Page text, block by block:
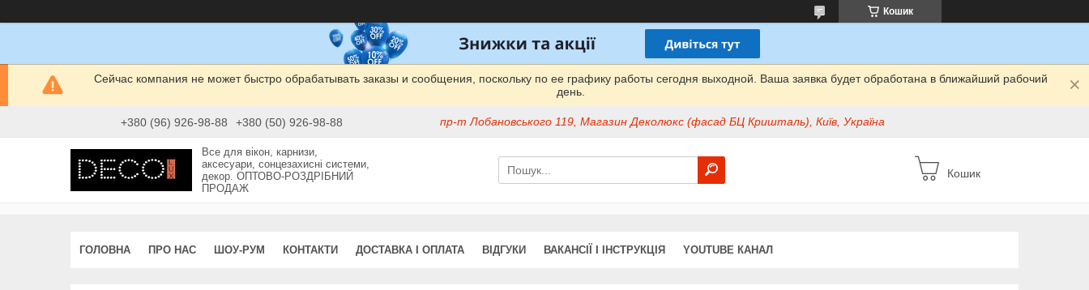
Кошик
Сейчас компания не может быстро обрабатывать заказы и сообщения, поскольку по ее графику работы сегодня выходной. Ваша заявка будет обработана в ближайший рабочий
день.
+380 (96) 926-98-88 +380 (50) 926-98-88 пр-т Лобановського 119, Магазин Деколюкс (фасад БЦ Кришталь), Київ, Україна
Все для вікон, карнизи,
аксесуари, сонцезахисні системи,
декор. ОПТОВО-РОЗДРІБНИЙ
ПРОДАЖ
Кошик
ГОЛОВНА ПРО НАС ШОУ-РУМ КОНТАКТИ ДОСТАВКА І ОПЛАТА ВІДГУКИ ВАКАНСІЇ І ІНСТРУКЦІЯ YOUTUBE КАНАЛ